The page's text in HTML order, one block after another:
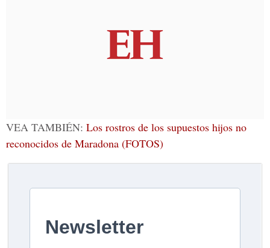
VEA TAMBIÉN: Los rostros de los supuestos hijos no
reconocidos de Maradona (FOTOS)